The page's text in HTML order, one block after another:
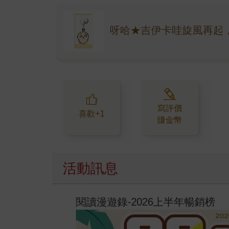
呀哈★吉伊卡哇旋風再起
喜歡+1
寫評價
賺金幣
活動訊息
閱讀漫遊錄-2026上半年暢銷榜